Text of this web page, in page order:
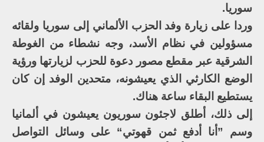
سوريا.
وردا على زيارة وفد الحزب الألماني إلى سوريا ولقائه
مسؤولين في نظام الأسد، وجه نشطاء من الغوطة
الشرقية عبر مقطع مصور دعوة للحزب لزيارتها ورؤية
الوضع الكارثي الذي يعيشونه، متحدين الوفد إن كان
يستطيع البقاء ساعة هناك.
إلى ذلك، أطلق لاجئون سوريون يعيشون في ألمانيا
وسم ”أنا أدفع ثمن قهوتي“ على وسائل التواصل